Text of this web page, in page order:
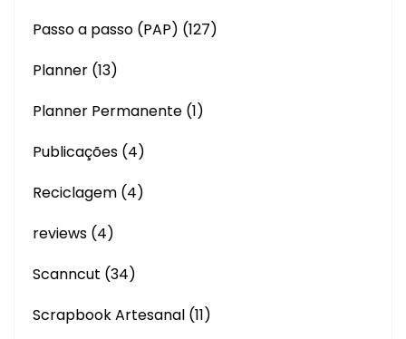
Passo a passo (PAP) (127)
Planner (13)
Planner Permanente (1)
Publicações (4)
Reciclagem (4)
reviews (4)
Scanncut (34)
Scrapbook Artesanal (11)